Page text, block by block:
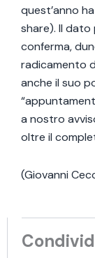
quest’anno
share). Il
conferma,
radicamento
anche il suo
a nostro
oltre il
(Giovanni